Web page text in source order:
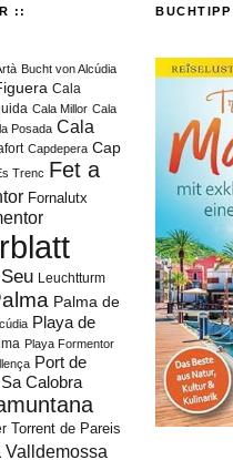
::
Bucht von Alcúdia
Cala
Cala Millor Cala
Posada Cala
Capdepera Cap
Trenc Fet a
Fornalutx
Leuchtturm
Palma de
Playa de
Playa Formentor
Port de
Sa Calobra
Torrent de Pareis
Valldemossa